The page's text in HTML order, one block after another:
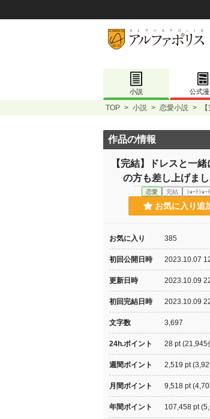
小説 公式
TOP > 小説 > 恋愛小説 >
作品の情報
【完結】ドレスと一緒
の方も差し上げま
恋愛 完結 ｼｮｰﾄｼｮｰﾄ
お気に入り追
お気に入り 385
初回公開日時 2023.10.07
更新日時 2023.10.09
初回完結日時 2023.10.09
文字数 3,697
24h.ポイント 28 pt (21,945
週間ポイント 2,519 pt
月間ポイント 9,518 pt
年間ポイント 107,458 pt